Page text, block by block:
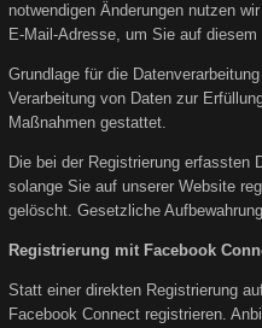
notwendigen Änderungen nutzen
E-Mail-Adresse, um Sie auf
Grundlage für die
Verarbeitung von Daten zur
Maßnahmen gestattet.
Die bei der Registrierung erfassten
solange Sie auf unserer Website
gelöscht. Gesetzliche
Registrierung mit Facebook
Statt einer direkten Registrierung
Facebook Connect registrieren.